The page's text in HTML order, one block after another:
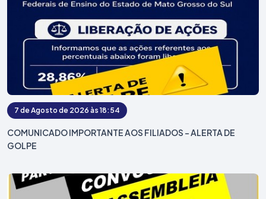
7 de Agosto de 2026 às 18:54
COMUNICADO IMPORTANTE AOS FILIADOS – ALERTA DE
GOLPE